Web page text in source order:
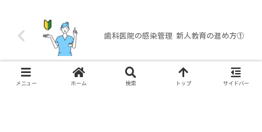
歯科医院の感染管理 新人教育の進め方①
医療現場でネイルはしていい？｜歯科ス
メニュー ホーム 検索 トップ サイドバー